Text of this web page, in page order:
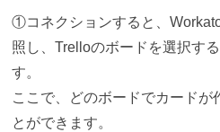
①コネクションすると、
照し、Trelloのボードを選択す
す。
ここで、どのボードでカードが
とができます。